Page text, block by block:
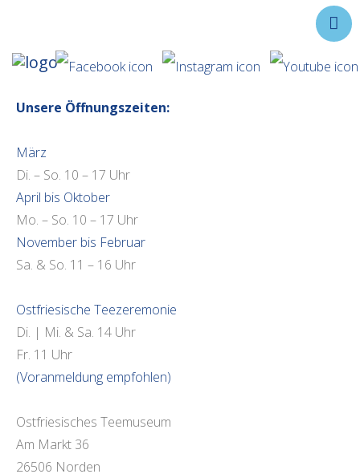
Angebote
Über uns
Service
Veranstaltungen
Unsere Öffnungszeiten:
März
Di. – So. 10 – 17 Uhr
April bis Oktober
Mo. – So. 10 – 17 Uhr
November bis Februar
Sa. & So. 11 – 16 Uhr
Ostfriesische Teezeremonie
Di. | Mi. & Sa. 14 Uhr
Fr. 11 Uhr
(Voranmeldung empfohlen)
Ostfriesisches Teemuseum
Am Markt 36
26506 Norden